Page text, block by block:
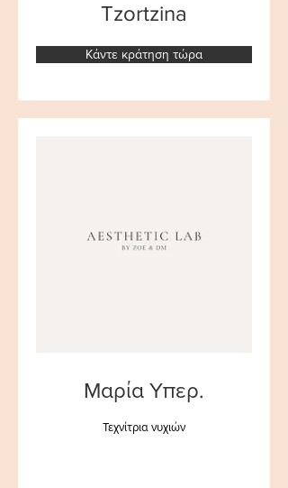
Tzortzina
Κάντε κράτηση τώρα
Μαρία Υπερ.
Τεχνίτρια νυχιών